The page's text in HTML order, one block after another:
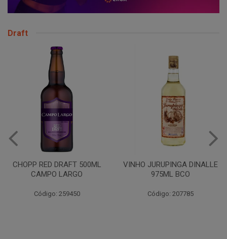
Draft
CHOPP RED DRAFT 500ML
CAMPO LARGO
Código: 259450
VINHO JURUPINGA DINALLE
975ML BCO
Código: 207785